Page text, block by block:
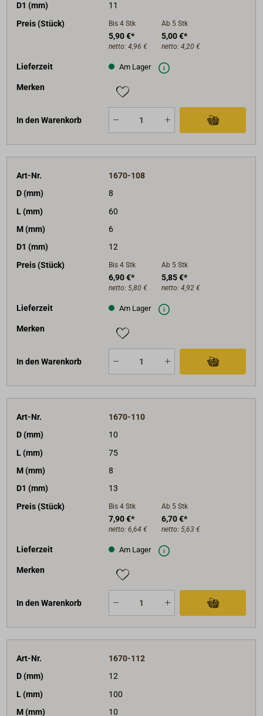
D1 (mm)
11
Preis (Stück)
Bis 4 Stk
5,90 €*
netto: 4,96 €
Ab 5 Stk
5,00 €*
netto: 4,20 €
Lieferzeit Am Lager
Merken
In den Warenkorb
Art-Nr.
1670-108
D (mm)
8
L (mm)
60
M (mm)
6
D1 (mm)
12
Preis (Stück)
Bis 4 Stk
6,90 €*
netto: 5,80 €
Ab 5 Stk
5,85 €*
netto: 4,92 €
Lieferzeit Am Lager
Merken
In den Warenkorb
Art-Nr.
1670-110
D (mm)
10
L (mm)
75
M (mm)
8
D1 (mm)
13
Preis (Stück)
Bis 4 Stk
7,90 €*
netto: 6,64 €
Ab 5 Stk
6,70 €*
netto: 5,63 €
Lieferzeit Am Lager
Merken
In den Warenkorb
Art-Nr.
1670-112
D (mm)
12
L (mm)
100
M (mm)
10